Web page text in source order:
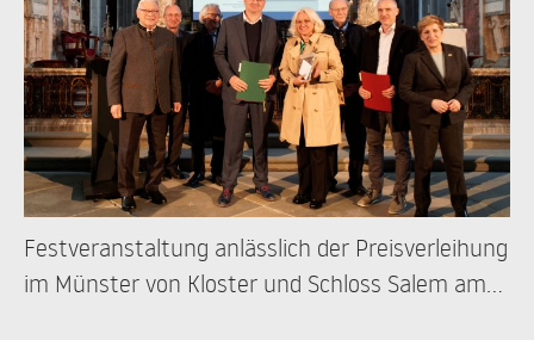
Festveranstaltung anlässlich der Preisverleihung
im Münster von Kloster und Schloss Salem am